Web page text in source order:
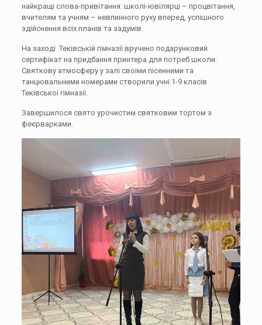
найкращі слова-привітання: школі-ювілярці – процвітання,
вчителям та учням – невпинного руху вперед, успішного
здійснення всіх планів та задумів.
На заході Теківській гімназії вручено подарунковий
сертифікат на придбання принтера для потреб школи.
Святкову атмосферу у залі своїми пісенними та
танцювальними номерами створили учні 1-9 класів
Теківської гімназії.
Завершилося свято урочистим святковим тортом з
феєрварками.